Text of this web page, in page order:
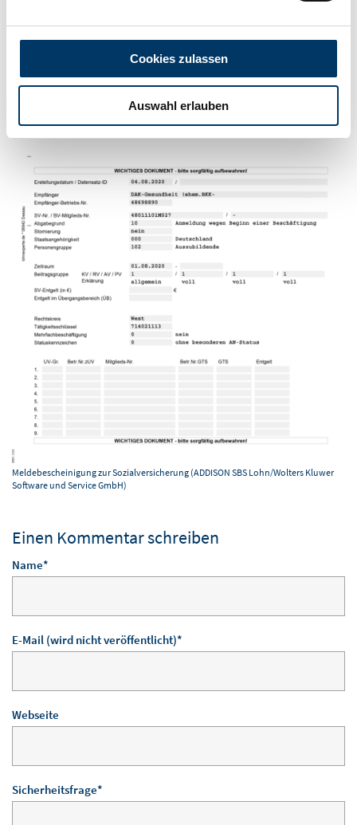
Cookies zulassen
Auswahl erlauben
Meldebescheinigung zur Sozialversicherung (ADDISON SBS Lohn/Wolters Kluwer
Software und Service GmbH)
Einen Kommentar schreiben
Pflichtfeld
Name*
Pflichtfeld
E-Mail (wird nicht veröffentlicht)*
Webseite
Pflichtfeld
Sicherheitsfrage*